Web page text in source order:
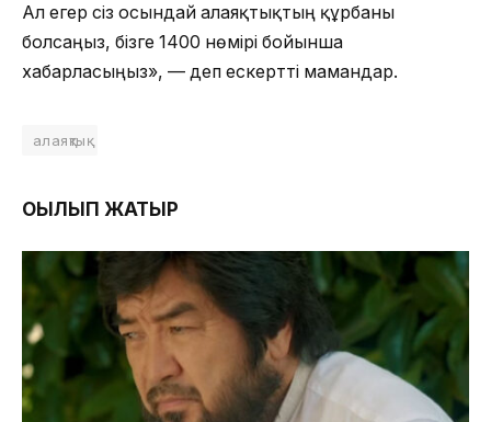
Ал егер сіз осындай алаяқтықтың құрбаны
болсаңыз, бізге 1400 нөмірі бойынша
хабарласыңыз», — деп ескертті мамандар.
алаяқтық
ОҚЫЛЫП ЖАТЫР